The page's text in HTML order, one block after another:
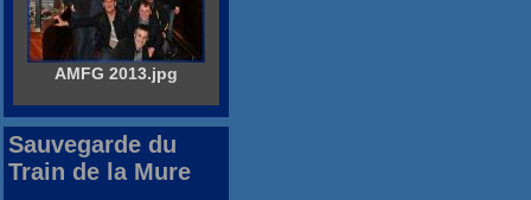
AMFG 2013.jpg
Sauvegarde du
Train de la Mure